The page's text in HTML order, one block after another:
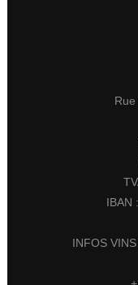
Rue
IBAN
INFOS